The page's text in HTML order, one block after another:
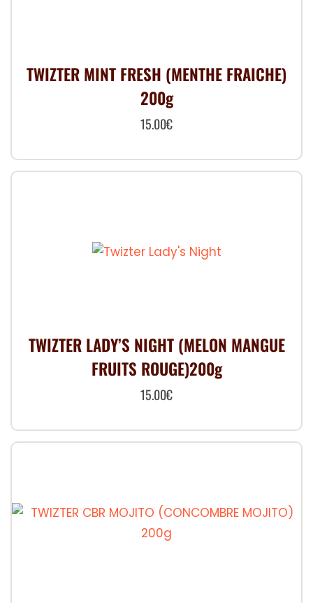
TWIZTER MINT FRESH (MENTHE FRAICHE)
200g
15.00€
TWIZTER LADY’S NIGHT (MELON MANGUE
FRUITS ROUGE)200g
15.00€